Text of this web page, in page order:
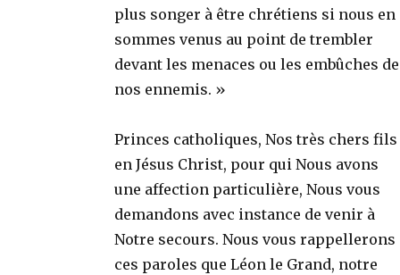
plus songer à être chrétiens si nous en
sommes venus au point de trembler
devant les menaces ou les embûches de
nos ennemis. »
Princes catholiques, Nos très chers fils
en Jésus Christ, pour qui Nous avons
une affection particulière, Nous vous
demandons avec instance de venir à
Notre secours. Nous vous rappellerons
ces paroles que Léon le Grand, notre